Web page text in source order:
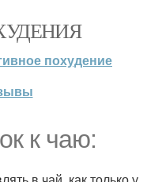
похудение
к чаю: